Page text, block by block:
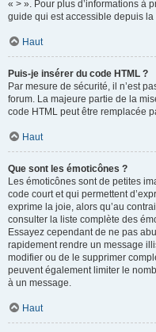
« > ». Pour plus d’informations à
guide qui est accessible depuis
Haut
Puis-je insérer du code HTML ?
Par mesure de sécurité, il n’est
forum. La majeure partie de la
code HTML peut être remplacée
Haut
Que sont les émoticônes ?
Les émoticônes sont de petites
code court et qui permettent
exprime la joie, alors qu’au
consulter la liste complète des
Essayez cependant de ne pas
rapidement rendre un message
modifier ou de le supprimer
peuvent également limiter le
à un message.
Haut